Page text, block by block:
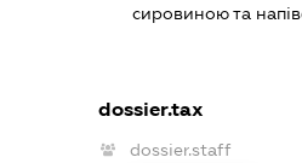
сировиною та
dossier.tax
dossier.staff